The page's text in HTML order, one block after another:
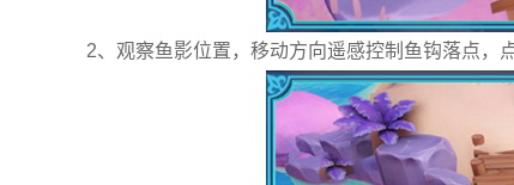
2、观察鱼影位置，移动方向遥感控制鱼钩落点，